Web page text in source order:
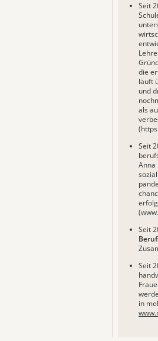
Seit
die
läuft
und
als
(
Seit
Anna
(
Seit
Seit
in